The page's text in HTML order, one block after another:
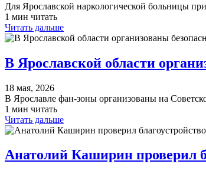
Для Ярославской наркологической больницы
1 мин читать
Читать дальше
В Ярославской области
18 мая, 2026
В Ярославле фан-зоны организованы на
1 мин читать
Читать дальше
Анатолий Каширин проверил